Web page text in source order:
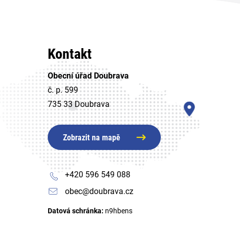
Kontakt
Obecní úřad Doubrava
č. p. 599
735 33 Doubrava
Zobrazit na mapě
+420 596 549 088
obec@doubrava.cz
Datová schránka: n9hbens